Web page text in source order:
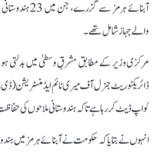
والے جہاز شامل تھے۔
مرکزی وزیر کے مطابق مشرقِ وسطیٰ میں بدلتی
ڈائریکٹوریٹ جنرل آف میری ٹائم ایڈمنسٹریشن
کو اپ ڈیٹ کر رہا ہے تاکہ ہندوستانی ملاحوں کی
انہوں نے بتایا کہ حکومت نے آبنائے ہرمز میں